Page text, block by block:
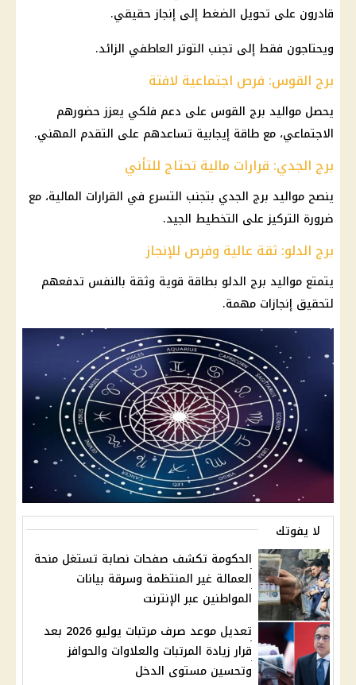
قادرون على تحويل الضغط إلى إنجاز حقيقي.
ويحتاجون فقط إلى تجنب التوتر العاطفي الزائد.
برج القوس: فرص اجتماعية لافتة
يحصل مواليد برج القوس على دعم فلكي يعزز حضورهم
الاجتماعي، مع طاقة إيجابية تساعدهم على التقدم المهني.
برج الجدي: قرارات مالية تحتاج للتأني
ينصح مواليد برج الجدي بتجنب التسرع في القرارات المالية، مع
ضرورة التركيز على التخطيط الجيد.
برج الدلو: ثقة عالية وفرص للإنجاز
يتمتع مواليد برج الدلو بطاقة قوية وثقة بالنفس تدفعهم
لتحقيق إنجازات مهمة.
لا يفوتك
الحكومة تكشف صفحات نصابة تستغل منحة
العمالة غير المنتظمة وسرقة بيانات
المواطنين عبر الإنترنت
تعديل موعد صرف مرتبات يوليو 2026 بعد
قرار زيادة المرتبات والعلاوات والحوافز
وتحسين مستوى الدخل